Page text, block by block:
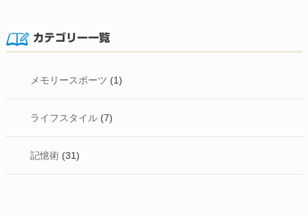
カテゴリー一覧
メモリースポーツ (1)
ライフスタイル (7)
記憶術 (31)